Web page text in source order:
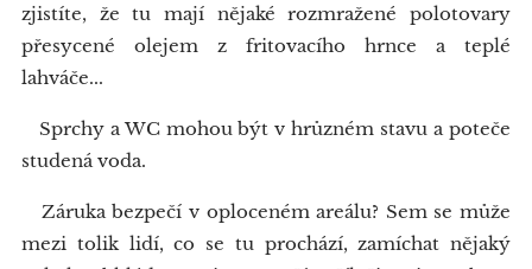
zjistíte, že tu mají nějaké rozmražené polotovary
přesycené olejem z fritovacího hrnce a teplé
lahváče...
Sprchy a WC mohou být v hrůzném stavu a poteče
studená voda.
Záruka bezpečí v oploceném areálu? Sem se může
mezi tolik lidí, co se tu prochází, zamíchat nějaký